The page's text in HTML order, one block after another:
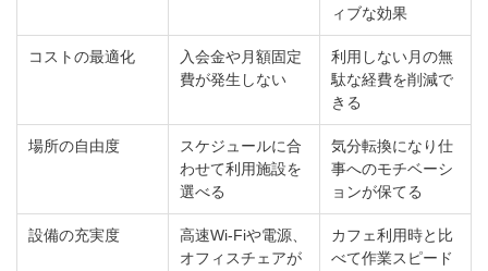
ィブな効果
コストの最適化
入会金や月額固定
費が発生しない
利用しない月の無
駄な経費を削減で
きる
場所の自由度
スケジュールに合
わせて利用施設を
選べる
気分転換になり仕
事へのモチベーシ
ョンが保てる
設備の充実度
高速Wi-Fiや電源、
オフィスチェアが
カフェ利用時と比
べて作業スピード